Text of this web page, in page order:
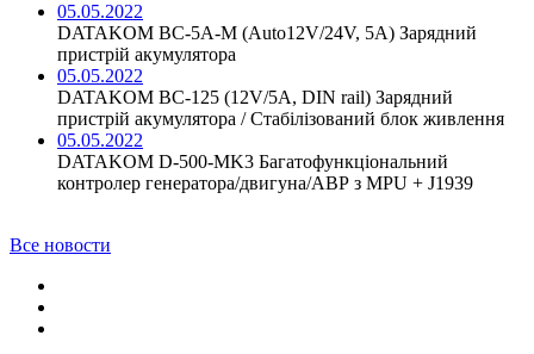
05.05.2022
DATAKOM BC-5A-M (Auto12V/24V, 5A) Зарядний
пристрій акумулятора
05.05.2022
DATAKOM BC-125 (12V/5A, DIN rail) Зарядний
пристрій акумулятора / Стабілізований блок живлення
05.05.2022
DATAKOM D-500-MK3 Багатофункціональний
контролер генератора/двигуна/АВР з MPU + J1939
Все новости